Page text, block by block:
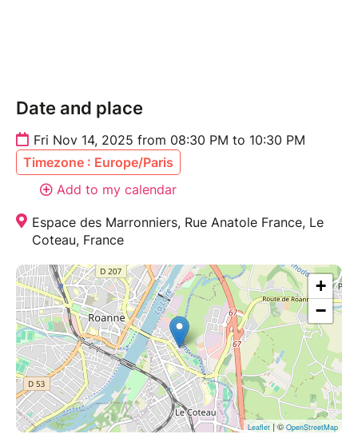
Date and place
Fri Nov 14, 2025 from 08:30 PM to 10:30 PM
Timezone : Europe/Paris
Add to my calendar
Espace des Marronniers, Rue Anatole France, Le
Coteau, France
+
−
Leaflet | ©OpenStreetMap